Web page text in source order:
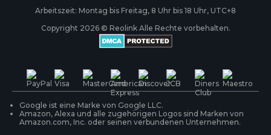
RLC-410
Kabellose IP-Kameras
PoE-Kameras & NVRs
WLAN IP-Kameras
Überwachungssysteme
Zahlungsmethoden
Garantie & Rückgabe
Versand & Lieferung
Ihre Bestellung verfolgen
Produktregistrierung
#ReolinkCaptures
Presse & Medien
Kontakt
Geschäftspartner
Arbeitszeit: Montag bis Freitag, 8 Uhr bis 18 Uhr, UTC+8
Copyright 2026 © Reolink Alle Rechte vorbehalten.
Google ist eine Marke von Google LLC.
Amazon, Alexa und alle zugehörigen Logos sind Marken von
Amazon.com, Inc. oder seinen verbundenen Unternehmen.